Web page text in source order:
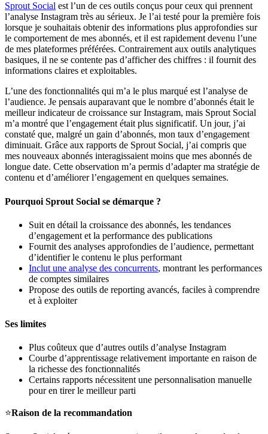
Sprout Social est l’un de ces outils conçus pour ceux qui prennent
l’analyse Instagram très au sérieux. Je l’ai testé pour la première fois
lorsque je souhaitais obtenir des informations plus approfondies sur
le comportement de mes abonnés, et il est rapidement devenu l’une
de mes plateformes préférées. Contrairement aux outils analytiques
basiques, il ne se contente pas d’afficher des chiffres : il fournit des
informations claires et exploitables.
L’une des fonctionnalités qui m’a le plus marqué est l’analyse de
l’audience. Je pensais auparavant que le nombre d’abonnés était le
meilleur indicateur de croissance sur Instagram, mais Sprout Social
m’a montré que l’engagement était plus significatif. Un jour, j’ai
constaté que, malgré un gain d’abonnés, mon taux d’engagement
diminuait. Grâce aux rapports de Sprout Social, j’ai compris que
mes nouveaux abonnés interagissaient moins que mes abonnés de
longue date. Cette observation m’a permis d’adapter ma stratégie de
contenu et d’améliorer l’engagement en quelques semaines.
Pourquoi Sprout Social se démarque ?
Suit en détail la croissance des abonnés, les tendances
d’engagement et la performance des publications
Fournit des analyses approfondies de l’audience, permettant
d’identifier le contenu le plus performant
Inclut une analyse des concurrents, montrant les performances
de comptes similaires
Propose des outils de reporting avancés, faciles à comprendre
et à exploiter
Ses limites
Plus coûteux que d’autres outils d’analyse Instagram
Courbe d’apprentissage relativement importante en raison de
la richesse des fonctionnalités
Certains rapports nécessitent une personnalisation manuelle
pour en tirer le meilleur parti
⭐Raison de la recommandation